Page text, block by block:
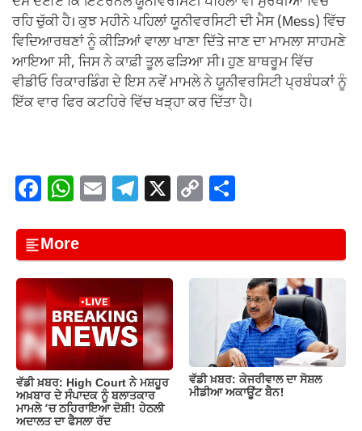
ਰਹਿ ਚੁੱਕੀ ਹੈ। ਕੁਝ ਮਹੀਨੇ ਪਹਿਲਾਂ ਯੂਨੀਵਰਸਿਟੀ ਦੀ ਮੈਸ (Mess) ਵਿੱਚ
ਵਿਦਿਆਰਥਣਾਂ ਨੂੰ ਕੀੜਿਆਂ ਵਾਲਾ ਖਾਣਾ ਦਿੱਤੇ ਜਾਣ ਦਾ ਮਾਮਲਾ ਸਾਹਮਣੇ
ਆਇਆ ਸੀ, ਜਿਸ ਨੇ ਕਾਫ਼ੀ ਤੂਲ ਫੜਿਆ ਸੀ। ਹੁਣ ਬਾਥਰੂਮ ਵਿੱਚ
ਵੀਡੀਓ ਰਿਕਾਰਡਿੰਗ ਦੇ ਇਸ ਨਵੇਂ ਮਾਮਲੇ ਨੇ ਯੂਨੀਵਰਸਿਟੀ ਪ੍ਰਬੰਧਕਾਂ ਨੂੰ
ਇੱਕ ਵਾਰ ਫਿਰ ਕਟਹਿਰੇ ਵਿੱਚ ਖੜ੍ਹਾ ਕਰ ਦਿੱਤਾ ਹੈ।
F
c
e
b
o
o
k
W
at
s
A
p
p
E
ail
T
e
gr
a
m
X C
p
y
ar
e
More
ਵੱਡੀ ਖ਼ਬਰ: High Court ਨੇ ਮਸ਼ਹੂਰ
ਅਖ਼ਬਾਰ ਦੇ ਸੰਪਾਦਕ ਨੂੰ ਬਲਾਤਕਾਰ
ਮਾਮਲੇ ‘ਚ ਠਹਿਰਾਇਆ ਦੋਸ਼ੀ! ਹੇਠਲੀ
ਅਦਾਲਤ ਦਾ ਫੈਸਲਾ ਰੱਦ
ਵੱਡੀ ਖ਼ਬਰ: ਕੇਜਰੀਵਾਲ ਦਾ ਸੋਸ਼ਲ
ਮੀਡੀਆ ਅਕਾਊਂਟ ਬੈਨ!